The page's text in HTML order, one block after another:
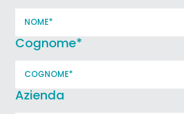
Cognome*
Azienda